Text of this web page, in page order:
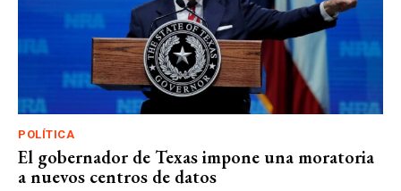
POLÍTICA
El gobernador de Texas impone una moratoria
a nuevos centros de datos